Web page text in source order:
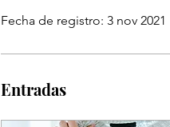
Fecha de registro: 3 nov 2021
Entradas